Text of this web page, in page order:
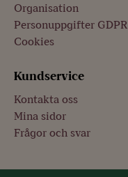
Organisation
Personuppgifter GDPR
Cookies
Kundservice
Kontakta oss
Mina sidor
Frågor och svar